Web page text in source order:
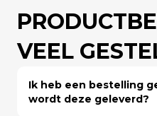
VEEL
Ik heb een bestelling
wordt deze geleverd?